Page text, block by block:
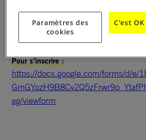
vous donner envie d’aller plus loin
se bat ensemble, on gagne
Pour s’inscrire :
https://docs.google.com/forms/d/e/
ag/viewform
Paramètres des
cookies
C'est